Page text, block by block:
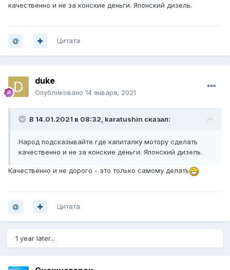
качественно и не за конские деньги. Японский дизель.
Цитата
duke
Опубликовано 14 января, 2021
В 14.01.2021 в 08:32, karatushin сказал:
Народ подсказывайте где капиталку мотору сделать
качественно и не за конские деньги. Японский дизель.
Качественно и не дорого - это только самому делать
Цитата
1 year later...